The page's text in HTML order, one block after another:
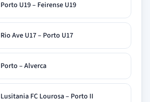
Porto U19 – Feirense U19
Rio Ave U17 – Porto U17
Porto – Alverca
Lusitania FC Lourosa – Porto II